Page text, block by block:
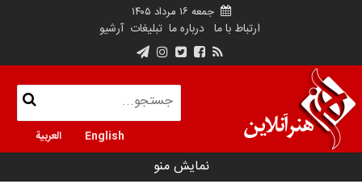
جمعه ۱۶ مرداد ۱۴۰۵
ارتباط با ما درباره ما تبلیغات آرشیو
English العربية
نمایش منو